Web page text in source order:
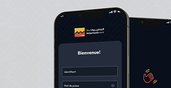
de cacao subissent cette peine sans que
la moindre explication alors qu’il
cultivateurs quant au maintien des prix à